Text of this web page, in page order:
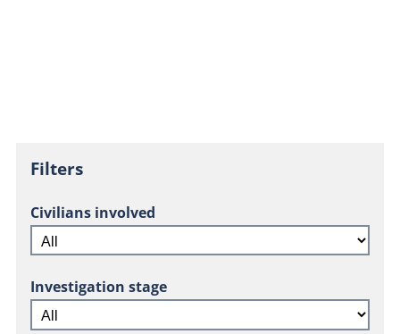
Filters
Civilians involved
Investigation stage